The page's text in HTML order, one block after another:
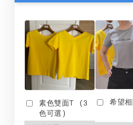
素色雙面T (3
色可選)
希望